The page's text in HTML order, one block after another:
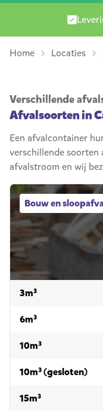
door heel
Home Locaties
Verschillende
Afvalsoorten in
Een afvalcontainer
verschillende soorten
afvalstroom en wij
Bouw en
Bouw en sloopafval
3m³voor bouw en
6m³voor bouw en
10m³voor bouw en
10m³ (gesloten)
15m³voor bouw en